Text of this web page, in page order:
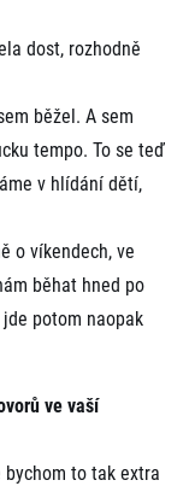
dost, rozhodně
běžel. A sem
tempo. To se teď
v hlídání dětí,
o víkendech, ve
běhat hned po
potom naopak
ve vaší
bychom to tak extra